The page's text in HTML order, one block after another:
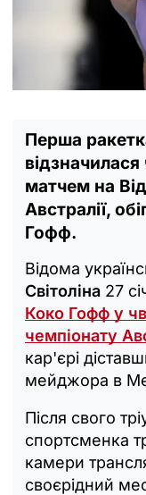
Перша
матчем на
Австралії,
Гофф.
Відома
Світоліна 27
Коко Гофф у
чемпіонату
кар'єрі
мейджора в
Після свого
спортсменка
камери
своєрідний